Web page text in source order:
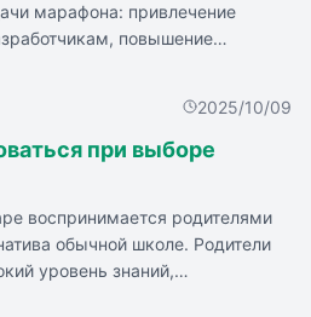
марафона: привлечение
повышение
России. Инициатива `Научно-
россиянам посещать
заводы и другие научные
новых научно-популярных
стал ключевым
науки и технологий.
2025/10/09
при выборе
воспринимается родителями
обычной школе. Родители
уровень знаний,